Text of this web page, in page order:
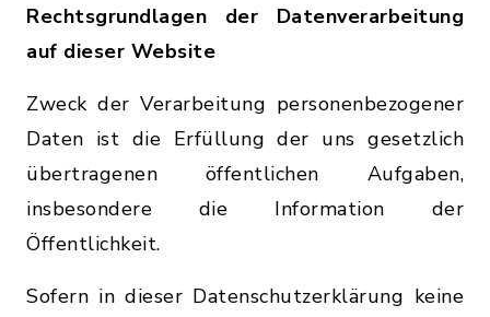
Rechtsgrundlagen der Datenverarbeitung
auf dieser Website
Zweck der Verarbeitung personenbezogener
Daten ist die Erfüllung der uns gesetzlich
übertragenen öffentlichen Aufgaben,
insbesondere die Information der
Öffentlichkeit.
Sofern in dieser Datenschutzerklärung keine